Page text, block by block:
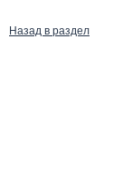
Назад в раздел